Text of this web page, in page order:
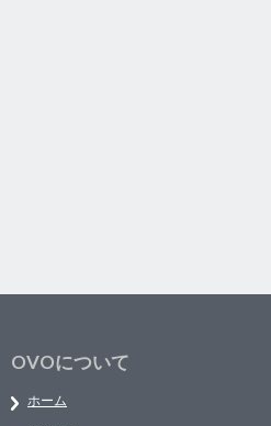
OVOについて
ホーム